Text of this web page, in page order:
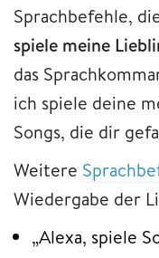
Sprachbefehle,
spiele meine
das
ich spiele deine
Songs, die dir
Weitere
Wiedergabe der
„Alexa, spiele